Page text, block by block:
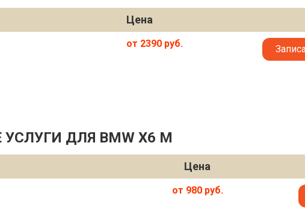
Цена
от 2390 руб.
ДЛЯ BMW X6 M
Цена
от 980 руб.